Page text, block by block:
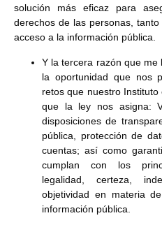
solución más eficaz para
derechos de las personas,
acceso a la información pública.
Y la tercera razón que
la oportunidad que nos
retos que nuestro
que la ley nos asigna:
disposiciones de
pública, protección de
cuentas; así como
cumplan con los
legalidad, certeza,
objetividad en materia
información pública.